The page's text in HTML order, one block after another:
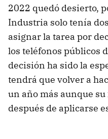
2022 quedó desierto,
Industria solo tenía
asignar la tarea por
los teléfonos públicos
decisión ha sido la
tendrá que volver a
un año más aunque su
después de aplicarse